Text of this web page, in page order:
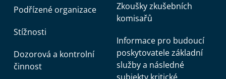
Podřízené organizace
Stížnosti
Dozorová a kontrolní
činnost
Zkoušky zkušebních
komisařů
Informace pro budoucí
poskytovatele základní
služby a následné